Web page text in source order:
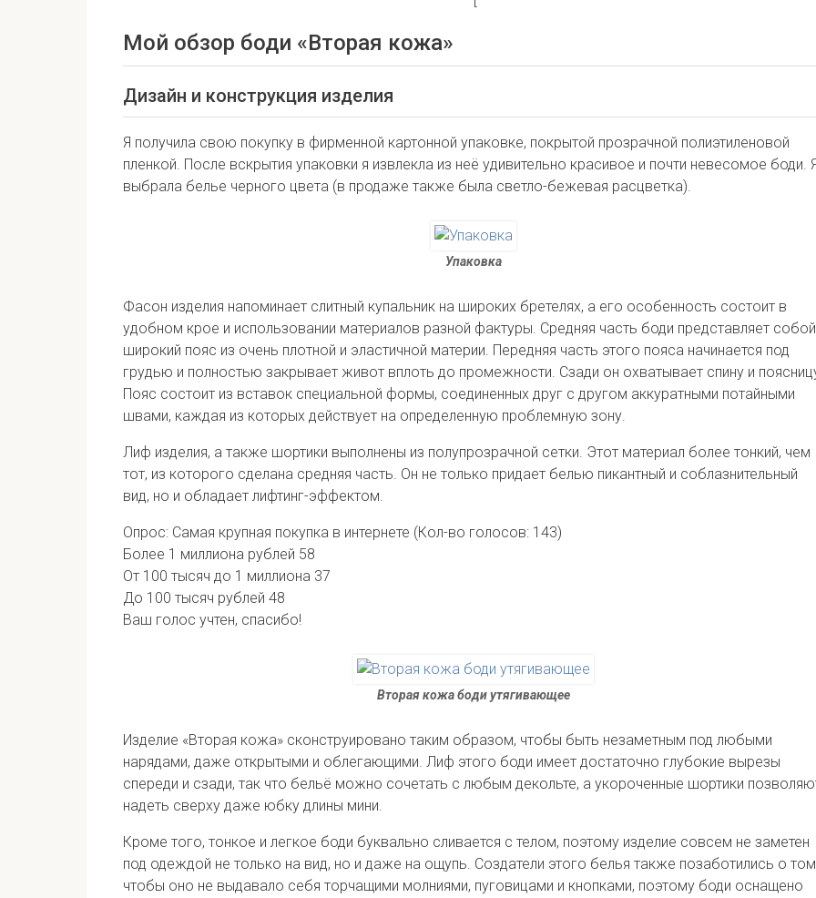
Мой обзор боди «Вторая кожа»
Дизайн и конструкция изделия
Я получила свою покупку в фирменной картонной упаковке, покрытой прозрачной полиэтиленовой
пленкой. После вскрытия упаковки я извлекла из неё удивительно красивое и почти невесомое боди.
выбрала белье черного цвета (в продаже также была светло-бежевая расцветка).
Упаковка
Фасон изделия напоминает слитный купальник на широких бретелях, а его особенность состоит в
удобном крое и использовании материалов разной фактуры. Средняя часть боди представляет собой
широкий пояс из очень плотной и эластичной материи. Передняя часть этого пояса начинается под
грудью и полностью закрывает живот вплоть до промежности. Сзади он охватывает спину и
Пояс состоит из вставок специальной формы, соединенных друг с другом аккуратными потайными
швами, каждая из которых действует на определенную проблемную зону.
Лиф изделия, а также шортики выполнены из полупрозрачной сетки. Этот материал более тонкий, чем
тот, из которого сделана средняя часть. Он не только придает белью пикантный и соблазнительный
вид, но и обладает лифтинг-эффектом.
Опрос: Самая крупная покупка в интернете (Кол-во голосов: 143)
Более 1 миллиона рублей 58
От 100 тысяч до 1 миллиона 37
До 100 тысяч рублей 48
Ваш голос учтен, спасибо!
Вторая кожа боди утягивающее
Изделие «Вторая кожа» сконструировано таким образом, чтобы быть незаметным под любыми
нарядами, даже открытыми и облегающими. Лиф этого боди имеет достаточно глубокие вырезы
спереди и сзади, так что бельё можно сочетать с любым декольте, а укороченные шортики
надеть сверху даже юбку длины мини.
Кроме того, тонкое и легкое боди буквально сливается с телом, поэтому изделие совсем не заметен
под одеждой не только на вид, но и даже на ощупь. Создатели этого белья также позаботились о
чтобы оно не выдавало себя торчащими молниями, пуговицами и кнопками, поэтому боди оснащено